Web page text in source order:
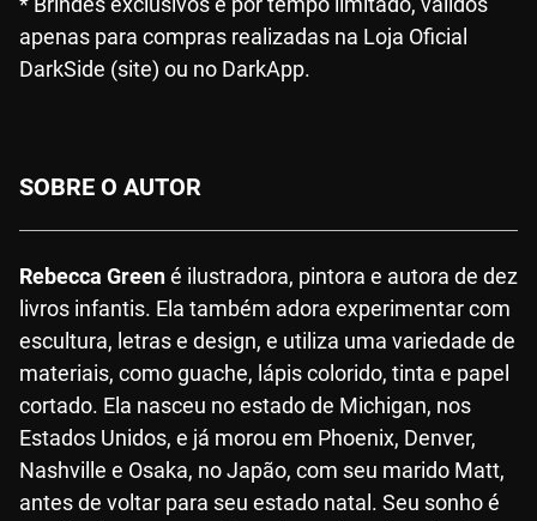
apenas para compras realizadas na Loja Oficial
DarkSide (site) ou no DarkApp.
SOBRE O AUTOR
Rebecca Greené ilustradora, pintora e autora de dez
livros infantis. Ela também adora experimentar com
escultura, letras e design, e utiliza uma variedade de
materiais, como guache, lápis colorido, tinta e papel
cortado. Ela nasceu no estado de Michigan, nos
Estados Unidos, e já morou em Phoenix, Denver,
Nashville e Osaka, no Japão, com seu marido Matt,
antes de voltar para seu estado natal. Seu sonho é